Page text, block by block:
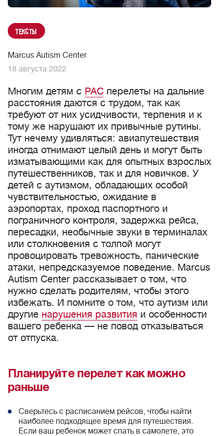
Тексты
Marcus Autism Center
18 августа 2022
Многим детям с РАС перелеты на дальние
расстояния даются с трудом, так как
требуют от них усидчивости, терпения и к
тому же нарушают их привычные рутины.
Тут нечему удивляться: авиапутешествия
иногда отнимают целый день и могут быть
изматывающими как для опытных взрослых
путешественников, так и для новичков. У
детей с аутизмом, обладающих особой
чувствительностью, ожидание в
аэропортах, проход паспортного и
пограничного контроля, задержка рейса,
пересадки, необычные звуки в терминалах
или столкновения с толпой могут
провоцировать тревожность, панические
атаки, непредсказуемое поведение. Marcus
Autism Center рассказывает о том, что
нужно сделать родителям, чтобы этого
избежать. И помните о том, что аутизм или
другие нарушения развития и особенности
вашего ребенка — не повод отказываться
от отпуска.
Планируйте перелет как можно
раньше
Сверьтесь с расписанием рейсов, чтобы найти
наиболее подходящее время для путешествия.
Если ваш ребенок может спать в самолете, это